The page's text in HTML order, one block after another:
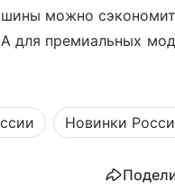
можно
А для премиальных
Новинки